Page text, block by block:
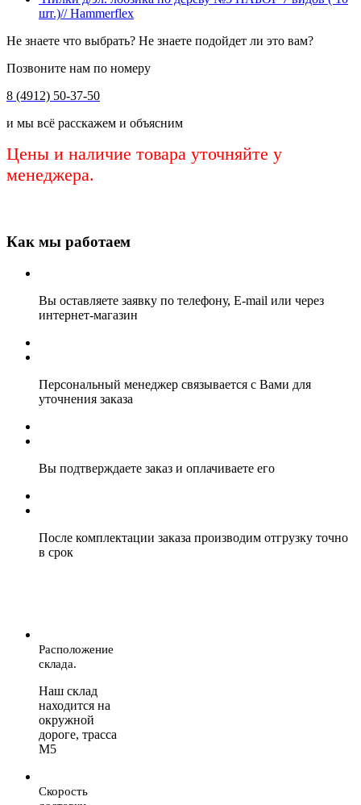
шт.)// Hammerflex
Не знаете что выбрать? Не знаете подойдет ли это вам?
Позвоните нам по номеру
8 (4912) 50-37-50
и мы всё расскажем и объясним
Цены и наличие товара уточняйте у
менеджера.
Как мы работаем
Вы оставляете заявку по телефону, E-mail или через
интернет-магазин
Персональный менеджер связывается с Вами для
уточнения заказа
Вы подтверждаете заказ и оплачиваете его
После комплектации заказа производим отгрузку точно
в срок
Расположение
склада.
Наш склад
находится на
окружной
дороге, трасса
М5
Скорость